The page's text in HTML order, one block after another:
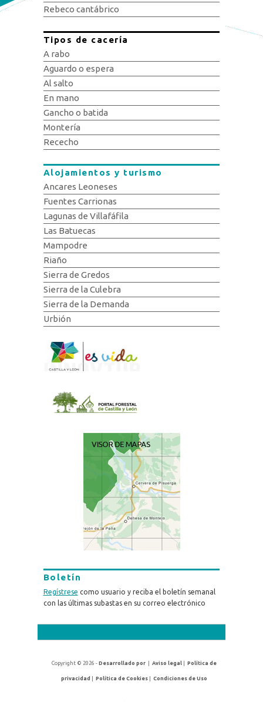
Rebeco cantábrico
Tipos de cacería
A rabo
Aguardo o espera
Al salto
En mano
Gancho o batida
Montería
Rececho
Alojamientos y turismo
Ancares Leoneses
Fuentes Carrionas
Lagunas de Villafáfila
Las Batuecas
Mampodre
Riaño
Sierra de Gredos
Sierra de la Culebra
Sierra de la Demanda
Urbión
Boletín
Regístrese como usuario y reciba el boletín semanal
con las últimas subastas en su correo electrónico
Copyright © 2026 -Desarrollado por |Aviso legal |Política de
privacidad |Política de Cookies |Condiciones de Uso